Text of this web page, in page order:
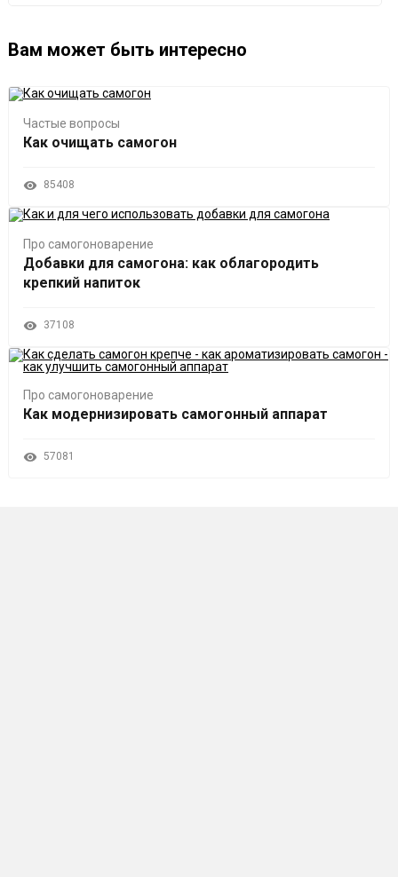
Вам может быть интересно
Частые вопросы
Как очищать самогон
85408
Про самогоноварение
Добавки для самогона: как облагородить
крепкий напиток
37108
Про самогоноварение
Как модернизировать самогонный аппарат
57081